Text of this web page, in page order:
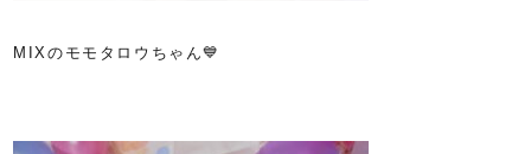
MIXのモモタロウちゃん💙